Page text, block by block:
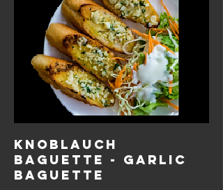
KNOBLAUCH
BAGUETTE - GARLIC
BAGUETTE